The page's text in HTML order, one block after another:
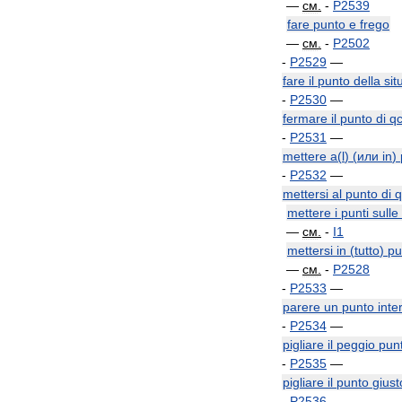
— см - P2539
fare punto e frego
— см - P2502
- P2529 —
fare il punto della
- P2530 —
fermare il punto di qc
- P2531 —
mettere a(l) (или in)
- P2532 —
mettersi al punto di
mettere i punti sulle
— см - I1
mettersi in (tutto)
— см - P2528
- P2533 —
parere un punto
- P2534 —
pigliare il peggio
- P2535 —
pigliare il punto